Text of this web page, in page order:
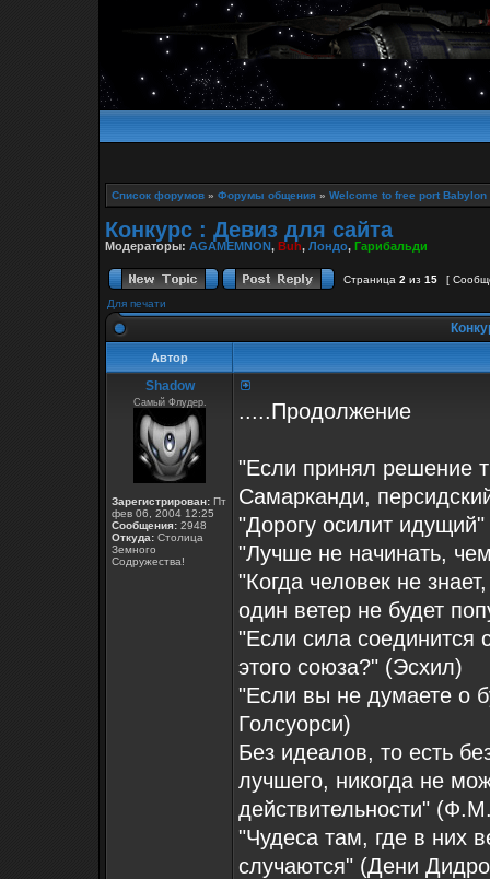
Список форумов » Форумы общения » Welcome to free port Babylon
Конкурс : Девиз для сайта
Модераторы: AGAMEMNON, Buh, Лондо, Гарибальди
Страница 2 из 15
[
Для печати
Автор
Shadow
Самый Флудер.
Зарегистрирован: Пт
фев 06, 2004 12:25
Сообщения: 2948
Откуда: Столица
Земного
Содружества!
.....Продолжение
"Если принял решение
Самарканди,
"Дорогу осилит
"Лучше не начинать,
"Когда человек не
один ветер не будет
"Если сила соединится
этого союза?" (Эсхил)
"Если вы не думаете о
Голсуорси)
Без идеалов, то есть
лучшего, никогда не
действительности"
"Чудеса там, где в них
случаются" (Дени